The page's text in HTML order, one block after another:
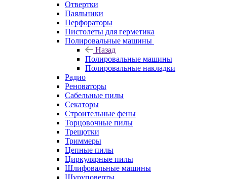
Отвертки
Паяльники
Перфораторы
Пистолеты для герметика
Полировальные машины
Назад
Полировальные машины
Полировальные накладки
Радио
Реноваторы
Сабельные пилы
Секаторы
Строительные фены
Торцовочные пилы
Трещотки
Триммеры
Цепные пилы
Циркулярные пилы
Шлифовальные машины
Шуруповерты